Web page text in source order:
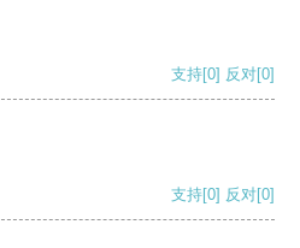
支持[0] 反对[0]
支持[0] 反对[0]